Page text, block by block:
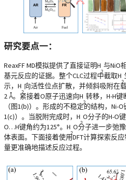
研究要点一：
ReaxFF MD模拟提供了直接证明H
2
与NiO
基元反应的证据。整个CLC过程中截取H
2
示，H
2
向活性位点扩散，并倾斜吸附在
2 Å。紧接着O原子迅速向H
2
转移，H-H
（图1(b)）。形成的不稳定的结构，Ni-
1(c)）。当脱附完成时，H
2
O分子的H-O
O…H键角约为125°。H
2
O分子进一步弛
体表面。下面接着使用DFT计算探索反
量更准确地描述反应过程。